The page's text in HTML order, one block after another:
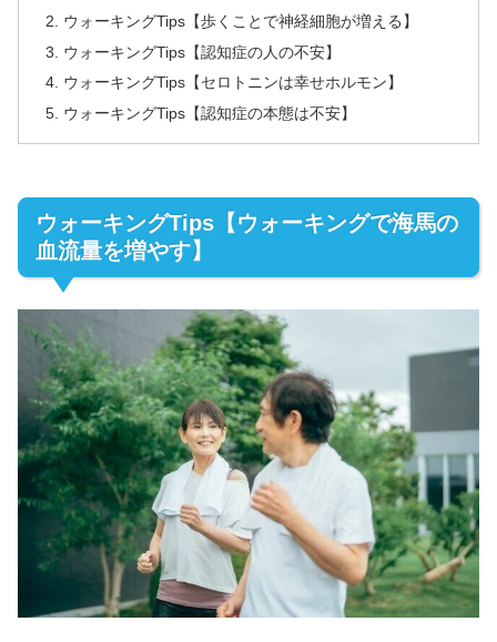
ウォーキングTips【歩くことで神経細胞が増える】
ウォーキングTips【認知症の人の不安】
ウォーキングTips【セロトニンは幸せホルモン】
ウォーキングTips【認知症の本態は不安】
ウォーキングTips【ウォーキングで海馬の
血流量を増やす】